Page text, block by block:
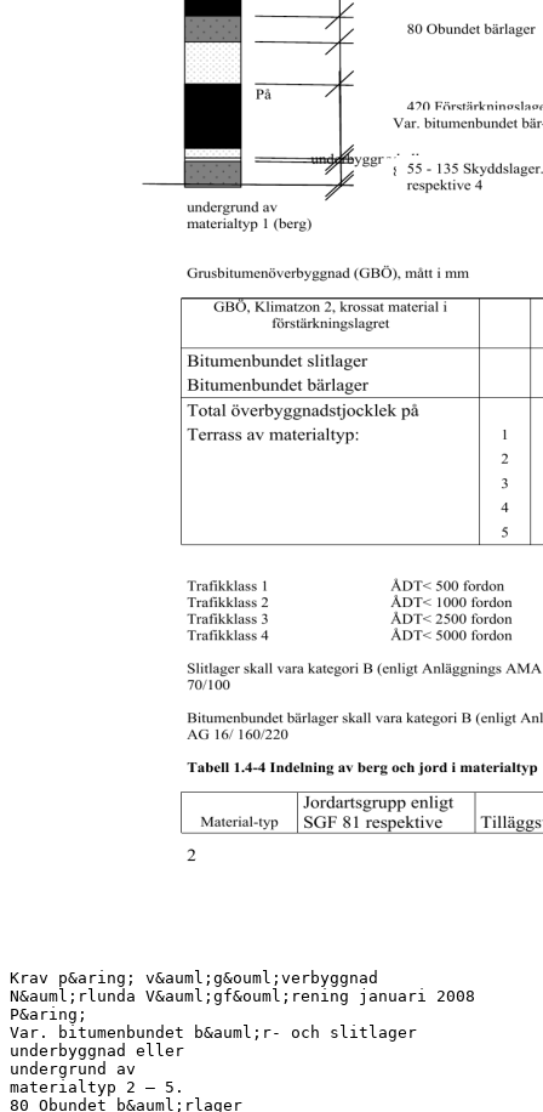
Krav p&aring; v&auml;g&ouml;verbyggnad
N&auml;rlunda V&auml;gf&ouml;rening januari 2008
P&aring;
Var. bitumenbundet b&auml;r- och slitlager
underbyggnad eller
undergrund av
materialtyp 2 – 5.
80 Obundet b&auml;rlager